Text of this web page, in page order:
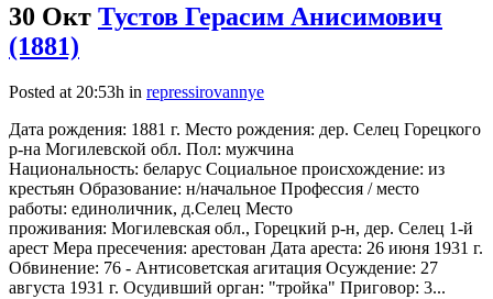
30 Окт Тустов Герасим Анисимович
(1881)
Posted at 20:53h in repressirovannye
Дата рождения: 1881 г. Место рождения: дер. Селец Горецкого
р-на Могилевской обл. Пол: мужчина
Национальность: беларус Социальное происхождение: из
крестьян Образование: н/начальное Профессия / место
работы: единоличник, д.Селец Место
проживания: Могилевская обл., Горецкий р-н, дер. Селец 1-й
арест Мера пресечения: арестован Дата ареста: 26 июня 1931 г.
Обвинение: 76 - Антисоветская агитация Осуждение: 27
августа 1931 г. Осудивший орган: "тройка" Приговор: 3...